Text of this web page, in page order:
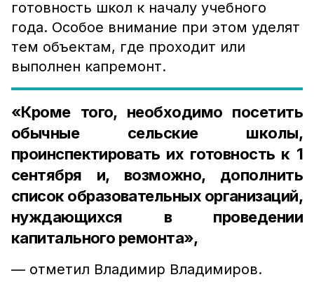
готовность школ к началу учебного
года. Особое внимание при этом уделят
тем объектам, где проходит или
выполнен капремонт.
«Кроме того, необходимо посетить
обычные сельские школы,
проинспектировать их готовность к 1
сентября и, возможно, дополнить
список образовательных организаций,
нуждающихся в проведении
капитального ремонта»,
— отметил Владимир Владимиров.